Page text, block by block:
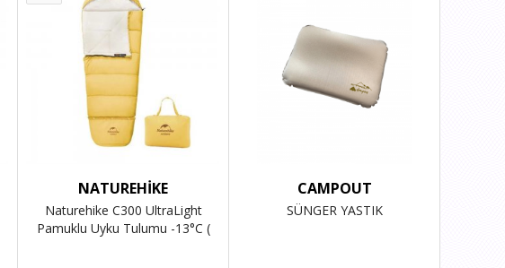
NATUREHİKE
Naturehike C300 UltraLight
Pamuklu Uyku Tulumu -13°C (
CAMPOUT
SÜNGER YASTIK